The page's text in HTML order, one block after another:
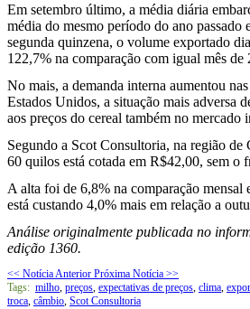
Em setembro último, a média diária
média do mesmo período do ano passado
segunda quinzena, o volume exportado
122,7% na comparação com igual mês de
No mais, a demanda interna aumentou
Estados Unidos, a situação mais adversa
aos preços do cereal também no mercado
Segundo a Scot Consultoria, na região de
60 quilos está cotada em R$42,00, sem o
A alta foi de 6,8% na comparação mensal
está custando 4,0% mais em relação a
Análise originalmente publicada no
edição 1360.
<< Notícia Anterior Próxima Notícia >>
Tags: milho, preços, expectativas de preços, clima,
troca, câmbio, Scot Consultoria